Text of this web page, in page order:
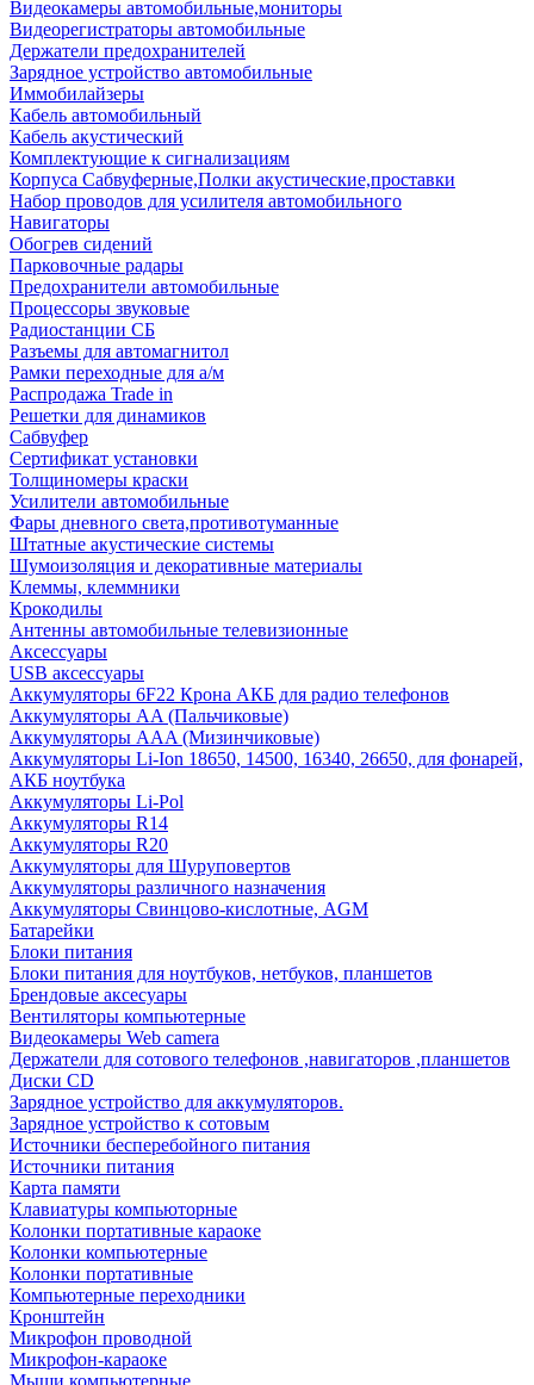
Видеокамеры автомобильные,мониторы
Видеорегистраторы автомобильные
Держатели предохранителей
Зарядное устройство автомобильные
Иммобилайзеры
Кабель автомобильный
Кабель акустический
Комплектующие к сигнализациям
Корпуса Сабвуферные,Полки акустические,проставки
Набор проводов для усилителя автомобильного
Навигаторы
Обогрев сидений
Парковочные радары
Предохранители автомобильные
Процессоры звуковые
Радиостанции СБ
Разъемы для автомагнитол
Рамки переходные для а/м
Распродажа Trade in
Решетки для динамиков
Сабвуфер
Сертификат установки
Толщиномеры краски
Усилители автомобильные
Фары дневного света,противотуманные
Штатные акустические системы
Шумоизоляция и декоративные материалы
Клеммы, клеммники
Крокодилы
Антенны автомобильные телевизионные
Аксессуары
USB аксессуары
Аккумуляторы 6F22 Крона АКБ для радио телефонов
Аккумуляторы AA (Пальчиковые)
Аккумуляторы AAA (Мизинчиковые)
Аккумуляторы Li-Ion 18650, 14500, 16340, 26650, для фонарей,
АКБ ноутбука
Аккумуляторы Li-Pol
Аккумуляторы R14
Аккумуляторы R20
Аккумуляторы для Шуруповертов
Аккумуляторы различного назначения
Аккумуляторы Свинцово-кислотные, AGM
Батарейки
Блоки питания
Блоки питания для ноутбуков, нетбуков, планшетов
Брендовые аксесуары
Вентиляторы компьютерные
Видеокамеры Web camera
Держатели для сотового телефонов ,навигаторов ,планшетов
Диски CD
Зарядное устройство для аккумуляторов.
Зарядное устройство к сотовым
Источники бесперебойного питания
Источники питания
Карта памяти
Клавиатуры компьюторные
Колонки портативные караоке
Колонки компьютерные
Колонки портативные
Компьютерные переходники
Кронштейн
Микрофон проводной
Микрофон-караоке
Мыши компьютерные